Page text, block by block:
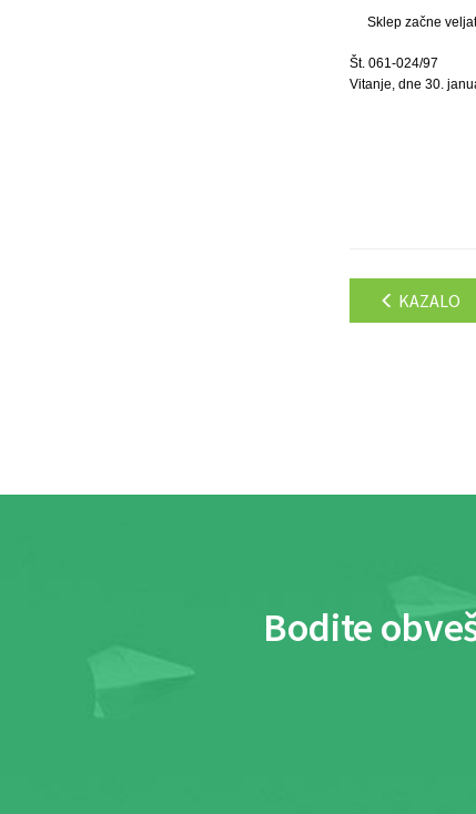
Sklep začne
Št. 061-024/97
Vitanje, dne 30.
KAZALO
Bodite